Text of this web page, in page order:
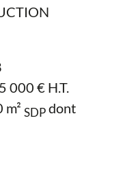
000 € H.T.
SDPdont